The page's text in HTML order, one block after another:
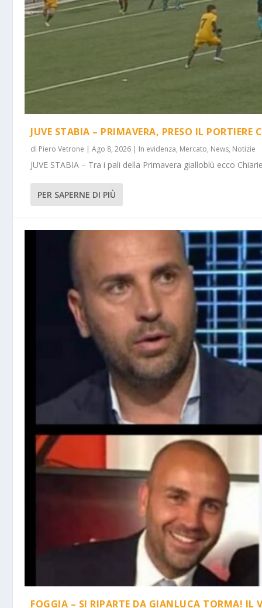
JUVE STABIA – PRIMAVERA, PRESO IL PORTIERE
di Piero Vetrone |Ago 8, 2026 | In evidenza, Mercato, News, Notizie
JUVE STABIA – Tra i pali della Primavera gialloblù ecco
PER SAPERNE DI PIÙ
FOGGIA – SI RIPARTE DA GIANLUCA TORMA! IL